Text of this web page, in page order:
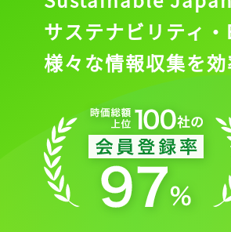
サステナビリティ・
様々な情報収集を